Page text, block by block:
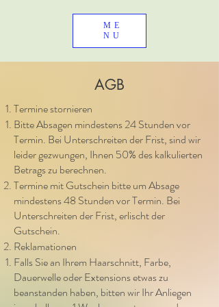
ME
NU
AGB
Termine stornieren
Bitte Absagen mindestens 24 Stunden vor
Termin. Bei Unterschreiten der Frist, sind wir
leider gezwungen, Ihnen 50% des kalkulierten
Betrags zu berechnen.
Termine mit Gutschein bitte um Absage
mindestens 48 Stunden vor Termin. Bei
Unterschreiten der Frist, erlischt der
Gutschein.
Reklamationen
Falls Sie an Ihrem Haarschnitt, Farbe,
Dauerwelle oder Extensions etwas zu
beanstanden haben, bitten wir Ihr Anliegen